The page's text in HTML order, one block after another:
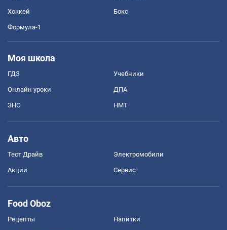
Хоккей Бокс
Формула-1
Моя школа
ГДЗ Учебники
Онлайн уроки ДПА
ЗНО НМТ
Авто
Тест Драйв Электромобили
Акции Сервис
Food Oboz
Рецепты Напитки